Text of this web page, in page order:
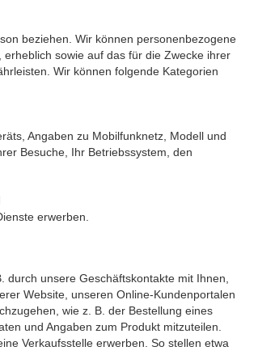
beziehen. Wir können personenbezogene
sowie auf das für die Zwecke ihrer
Wir können folgende Kategorien
Angaben zu Mobilfunknetz, Modell und
Besuche, Ihr Betriebssystem, den
erwerben.
unsere Geschäftskontakte mit Ihnen,
Website, unseren Online-Kundenportalen
wie z. B. der Bestellung eines
und Angaben zum Produkt mitzuteilen.
Verkaufsstelle erwerben. So stellen etwa